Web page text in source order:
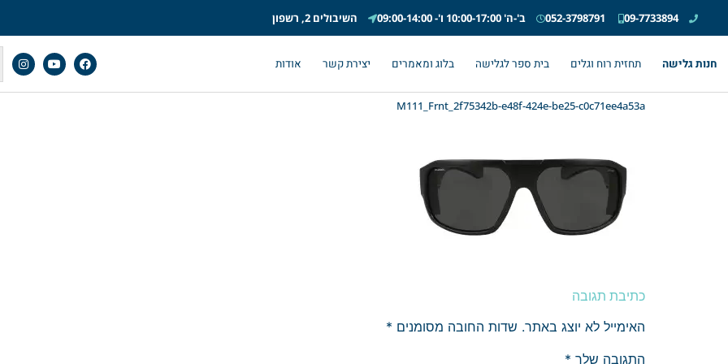
09-7733894
052-3798791 ב'-ה' 10:00-17:00 ו'- 09:00-14:00 השיבולים 2, רשפון
חנות גלישה תחזית רוח וגלים בית ספר לגלישה בלוג ומאמרים יצירת קשר אודות
M111_Frnt_2f75342b-e48f-424e-be25-c0c71ee4a53a
כתיבת תגובה
האימייל לא יוצג באתר. שדות החובה מסומנים *
התגובה שלך *